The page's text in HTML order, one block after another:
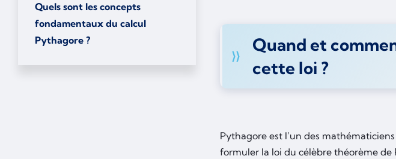
Quels sont les concepts
fondamentaux du calcul
Pythagore ?
Quand et
cette loi ?
Pythagore est l’un des
formuler la loi du célèbre théorème de